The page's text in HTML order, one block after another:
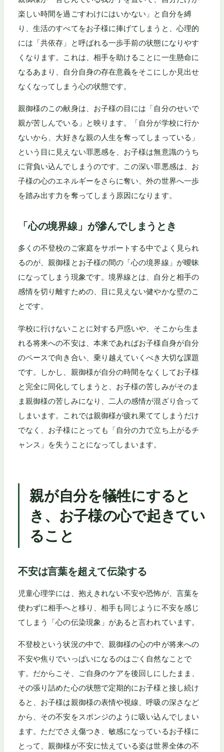
楽しい時間を過ごすわけにはいかない」と自分を縛
り、生活のすべてをお子様に捧げてしまうと、心理的
には「共依存」と呼ばれる一歩手前の状態になりやす
くなります。これは、相手を助けることに一生懸命に
なるあまり、自分自身の存在意義をそこにしか見出せ
なくなってしまう心の状態です。
親御様のこの献身は、お子様の目には「自分のせいで
親が苦しんでいる」と映ります。「自分が学校に行か
ないから、大好きな親の人生を奪ってしまっている」
という目に見えない罪悪感を、お子様は無意識のうち
に背負い込んでしまうのです。この深い罪悪感は、お
子様の心のエネルギーをさらに奪い、外の世界へ一歩
を踏み出す力を奪ってしまう原因になります。
「心の境界線」が滲んでしまうとき
多くの不登校のご家庭をサポートする中でよく見られ
るのが、親御様とお子様の間の「心の境界線」が曖昧
になってしまう現象です。境界線とは、自分と相手の
感情を切り離すための、目に見えない健やかな壁のこ
とです。
学校に行けないことに対する戸惑いや、そこから生ま
れる将来への不安は、本来であればお子様自身が自分
のペースで向き合い、乗り越えていくべき大切な課題
です。しかし、親御様が自分の時間をなくしてお子様
と完全に同化してしまうと、お子様の苦しみがそのま
ま親御様の苦しみになり、二人の感情が混ざり合って
しまいます。これでは親御様が疲れ果ててしまうだけ
でなく、お子様にとっても「自分の力で立ち上がるチ
ャンス」を失うことになってしまいます。
親が自分を犠牲にすると
き、お子様の心で起きてい
ること
不安は言葉を超えて伝染する
児童心理学には、抱えきれない不安や恐怖が、言葉を
使わずに相手へと移り、相手も同じように不安を感じ
てしまう「心の伝染現象」があると言われています。
不登校という状況の中で、親御様の心の中が将来への
不安や焦りでいっぱいになるのはごく自然なことで
す。だからこそ、ご自身のケアを後回しにしたまま、
その張り詰めた心の状態で定期的にお子様と接し続け
ると、お子様は親御様の表情や視線、呼吸の深さなど
から、その不安をスポンジのように吸い込んでしまい
ます。ただでさえ傷つき、敏感になっているお子様に
とって、親御様が不安に怯えている姿は世界全体の不